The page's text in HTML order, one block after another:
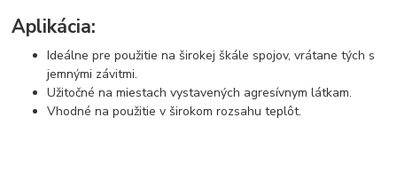
Aplikácia:
Ideálne pre použitie na širokej škále spojov, vrátane tých s
jemnými závitmi.
Užitočné na miestach vystavených agresívnym látkam.
Vhodné na použitie v širokom rozsahu teplôt.